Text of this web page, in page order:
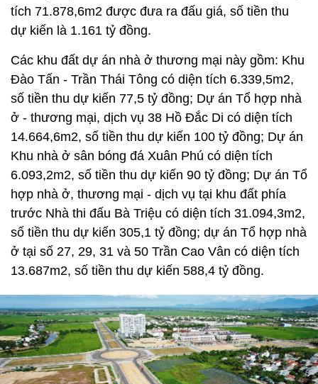
tích 71.878,6m2 được đưa ra đấu giá, số tiền thu
dự kiến là 1.161 tỷ đồng.
Các khu đất dự án nhà ở thương mại này gồm: Khu
Đào Tấn - Trần Thái Tông có diện tích 6.339,5m2,
số tiền thu dự kiến 77,5 tỷ đồng; Dự án Tổ hợp nhà
ở - thương mại, dịch vụ 38 Hồ Đắc Di có diện tích
14.664,6m2, số tiền thu dự kiến 100 tỷ đồng; Dự án
Khu nhà ở sân bóng đá Xuân Phú có diện tích
6.093,2m2, số tiền thu dự kiến 90 tỷ đồng; Dự án Tổ
hợp nhà ở, thương mại - dịch vụ tại khu đất phía
trước Nhà thi đấu Bà Triệu có diện tích 31.094,3m2,
số tiền thu dự kiến 305,1 tỷ đồng; dự án Tổ hợp nhà
ở tại số 27, 29, 31 và 50 Trần Cao Vân có diện tích
13.687m2, số tiền thu dự kiến 588,4 tỷ đồng.